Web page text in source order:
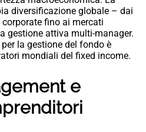
diversificazione globale – dai
fino ai mercati
gestione attiva multi-manager.
la gestione del fondo è
mondiali del fixed income.
e